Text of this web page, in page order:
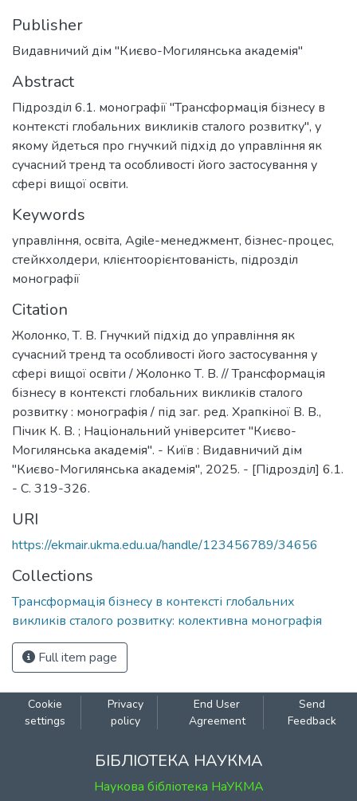
Publisher
Видавничий дім "Києво-Могилянська академія"
Abstract
Підрозділ 6.1. монографії "Трансформація бізнесу в
контексті глобальних викликів сталого розвитку", у
якому йдеться про гнучкий підхід до управління як
сучасний тренд та особливості його застосування у
сфері вищої освіти.
Keywords
управління, освіта, Agile-менеджмент, бізнес-процес,
стейкхолдери, клієнтоорієнтованість, підрозділ
монографії
Citation
Жолонко, Т. В. Гнучкий підхід до управління як
сучасний тренд та особливості його застосування у
сфері вищої освіти / Жолонко Т. В. // Трансформація
бізнесу в контексті глобальних викликів сталого
розвитку : монографія / під заг. ред. Храпкіної В. В.,
Пічик К. В. ; Національний університет "Києво-
Могилянська академія". - Київ : Видавничий дім
"Києво-Могилянська академія", 2025. - [Підрозділ] 6.1.
- C. 319-326.
URI
https://ekmair.ukma.edu.ua/handle/123456789/34656
Collections
Трансформація бізнесу в контексті глобальних
викликів сталого розвитку: колективна монографія
Full item page
Cookie
settings
Privacy
policy
End User
Agreement
Send
Feedback
БІБЛІОТЕКА НАУКМА
Наукова бібліотека НаУКМА